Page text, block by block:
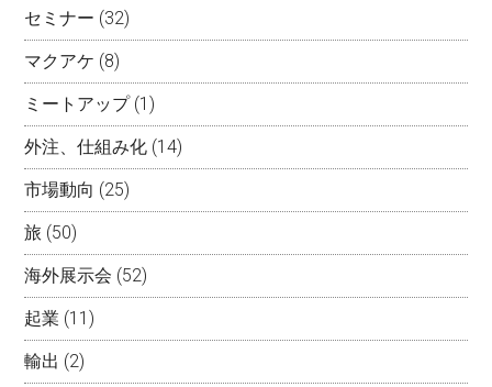
セミナー (32)
マクアケ (8)
ミートアップ(1)
外注、仕組み化 (14)
市場動向 (25)
旅 (50)
海外展示会 (52)
起業 (11)
輸出 (2)